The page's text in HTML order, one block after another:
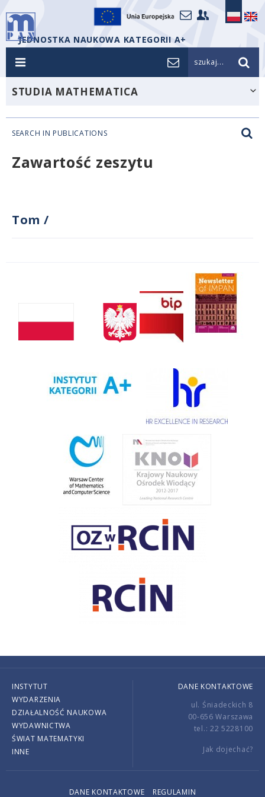
JEDNOSTKA NAUKOWA KATEGORII A+
szukaj...
STUDIA MATHEMATICA
SEARCH IN PUBLICATIONS
Zawartość zeszytu
Tom /
INSTYTUT
WYDARZENIA
DZIAŁALNOŚĆ NAUKOWA
WYDAWNICTWA
ŚWIAT MATEMATYKI
INNE
DANE KONTAKTOWE
ul. Śniadeckich 8
00-656 Warszawa
tel.: 22 5228100
Jak dojechać?
DANE KONTAKTOWE REGULAMIN